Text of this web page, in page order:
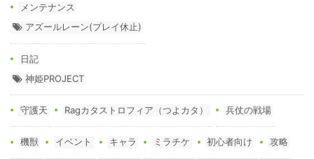
メンテナンス
アズールレーン(プレイ休止)
日記
神姫PROJECT
守護天 Ragカタストロフィア（つよカタ） 兵仗の戦場
機獣 イベント キャラ ミラチケ 初心者向け 攻略